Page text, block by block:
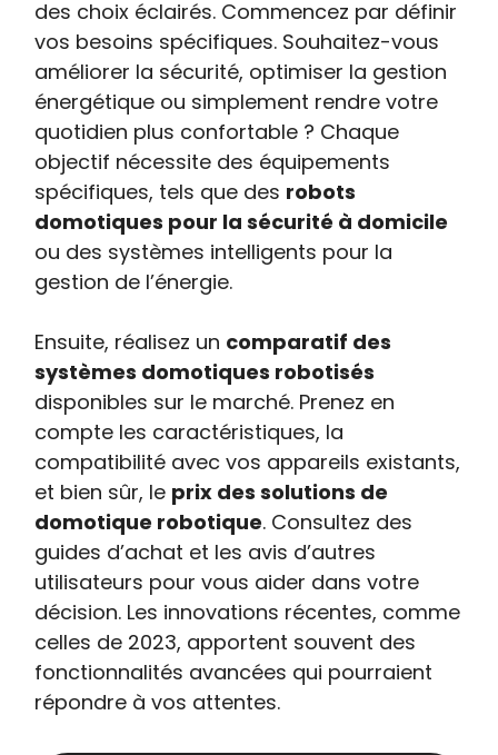
des choix éclairés. Commencez par définir
vos besoins spécifiques. Souhaitez-vous
améliorer la sécurité, optimiser la gestion
énergétique ou simplement rendre votre
quotidien plus confortable ? Chaque
objectif nécessite des équipements
spécifiques, tels que des robots
domotiques pour la sécurité à domicile
ou des systèmes intelligents pour la
gestion de l’énergie.
Ensuite, réalisez un comparatif des
systèmes domotiques robotisés
disponibles sur le marché. Prenez en
compte les caractéristiques, la
compatibilité avec vos appareils existants,
et bien sûr, le prix des solutions de
domotique robotique. Consultez des
guides d’achat et les avis d’autres
utilisateurs pour vous aider dans votre
décision. Les innovations récentes, comme
celles de 2023, apportent souvent des
fonctionnalités avancées qui pourraient
répondre à vos attentes.